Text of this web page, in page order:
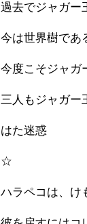
過去でジャガー
今は世界樹であ
今度こそジャガ
三人もジャガー
はた迷惑
☆
ハラペコは、け